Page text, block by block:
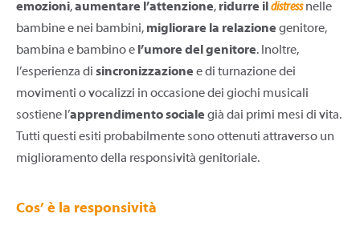
emozioni,aumentare l’attenzione, ridurre il distress nelle
bambine e nei bambini, migliorare la relazione genitore,
bambina e bambino e l’umore del genitore. Inoltre,
l’esperienza di sincronizzazione e di turnazione dei
movimenti o vocalizzi in occasione dei giochi musicali
sostiene l’apprendimento sociale già dai primi mesi di vita.
Tutti questi esiti probabilmente sono ottenuti attraverso un
miglioramento della responsività genitoriale.
Cos’ è la responsività